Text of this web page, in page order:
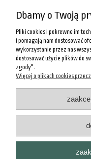
wysokość: 19cm
szerokość : 20cm
średnica dolnego
11,5cm
Dbamy o Twoją
Pliki cookies i pokrewne im
i pomagają nam dostosować
wykorzystanie przez nas
dostosować użycie plików do
zgody".
Więcej o plikach cookies